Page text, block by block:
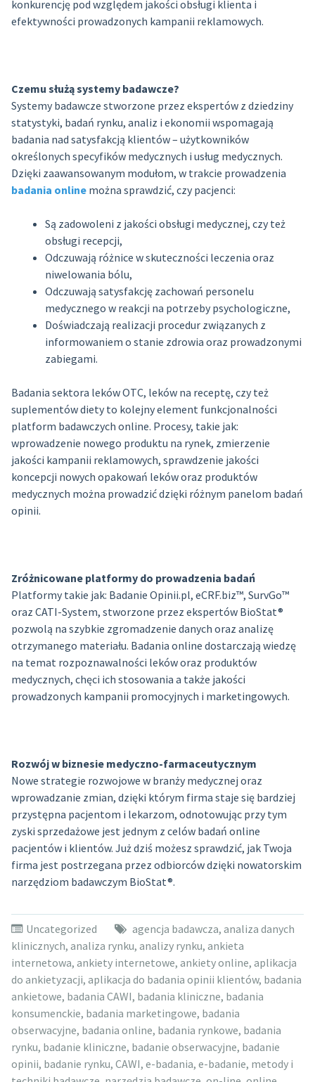
konkurencję pod względem jakości obsługi klienta i
efektywności prowadzonych kampanii reklamowych.
Czemu służą systemy badawcze?
Systemy badawcze stworzone przez ekspertów z dziedziny
statystyki, badań rynku, analiz i ekonomii wspomagają
badania nad satysfakcją klientów – użytkowników
określonych specyfików medycznych i usług medycznych.
Dzięki zaawansowanym modułom, w trakcie prowadzenia
badania online można sprawdzić, czy pacjenci:
Są zadowoleni z jakości obsługi medycznej, czy też
obsługi recepcji,
Odczuwają różnice w skuteczności leczenia oraz
niwelowania bólu,
Odczuwają satysfakcję zachowań personelu
medycznego w reakcji na potrzeby psychologiczne,
Doświadczają realizacji procedur związanych z
informowaniem o stanie zdrowia oraz prowadzonymi
zabiegami.
Badania sektora leków OTC, leków na receptę, czy też
suplementów diety to kolejny element funkcjonalności
platform badawczych online. Procesy, takie jak:
wprowadzenie nowego produktu na rynek, zmierzenie
jakości kampanii reklamowych, sprawdzenie jakości
koncepcji nowych opakowań leków oraz produktów
medycznych można prowadzić dzięki różnym panelom badań
opinii.
Zróżnicowane platformy do prowadzenia badań
Platformy takie jak: Badanie Opinii.pl, eCRF.biz™, SurvGo™
oraz CATI-System, stworzone przez ekspertów BioStat®
pozwolą na szybkie zgromadzenie danych oraz analizę
otrzymanego materiału. Badania online dostarczają wiedzę
na temat rozpoznawalności leków oraz produktów
medycznych, chęci ich stosowania a także jakości
prowadzonych kampanii promocyjnych i marketingowych.
Rozwój w biznesie medyczno-farmaceutycznym
Nowe strategie rozwojowe w branży medycznej oraz
wprowadzanie zmian, dzięki którym firma staje się bardziej
przystępna pacjentom i lekarzom, odnotowując przy tym
zyski sprzedażowe jest jednym z celów badań online
pacjentów i klientów. Już dziś możesz sprawdzić, jak Twoja
firma jest postrzegana przez odbiorców dzięki nowatorskim
narzędziom badawczym BioStat®.
Uncategorized agencja badawcza, analiza danych
klinicznych, analiza rynku, analizy rynku, ankieta
internetowa, ankiety internetowe, ankiety online, aplikacja
do ankietyzacji, aplikacja do badania opinii klientów, badania
ankietowe, badania CAWI, badania kliniczne, badania
konsumenckie, badania marketingowe, badania
obserwacyjne, badania online, badania rynkowe, badania
rynku, badanie kliniczne, badanie obserwacyjne, badanie
opinii, badanie rynku, CAWI, e-badania, e-badanie, metody i